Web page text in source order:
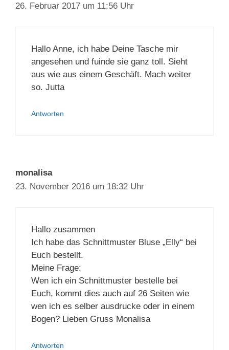
26. Februar 2017 um 11:56 Uhr
Hallo Anne, ich habe Deine Tasche mir
angesehen und fuinde sie ganz toll. Sieht
aus wie aus einem Geschäft. Mach weiter
so. Jutta
Antworten
monalisa
23. November 2016 um 18:32 Uhr
Hallo zusammen
Ich habe das Schnittmuster Bluse „Elly“ bei
Euch bestellt.
Meine Frage:
Wen ich ein Schnittmuster bestelle bei
Euch, kommt dies auch auf 26 Seiten wie
wen ich es selber ausdrucke oder in einem
Bogen? Lieben Gruss Monalisa
Antworten